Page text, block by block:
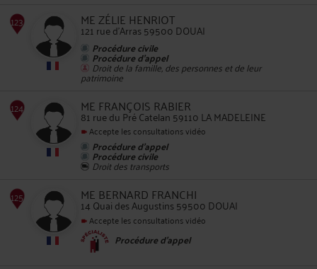
123
ME ZÉLIE HENRIOT
121 rue d'Arras 59500 DOUAI
Procédure civile
Procédure d'appel
Droit de la famille, des personnes et de leur
patrimoine
ME FRANÇOIS RABIER
81 rue du Pré Catelan 59110 LA MADELEINE
Accepte les consultations vidéo
Procédure d'appel
Procédure civile
Droit des transports
ME BERNARD FRANCHI
14 Quai des Augustins 59500 DOUAI
Accepte les consultations vidéo
Procédure d'appel